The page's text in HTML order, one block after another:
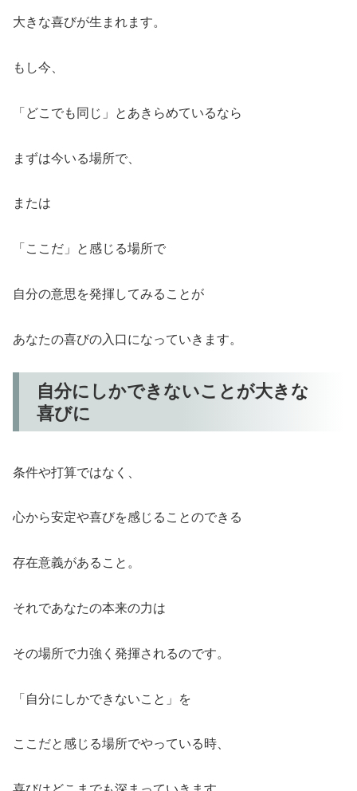
大きな喜びが生まれます。
もし今、
「どこでも同じ」とあきらめているなら
まずは今いる場所で、
または
「ここだ」と感じる場所で
自分の意思を発揮してみることが
あなたの喜びの入口になっていきます。
自分にしかできないことが大きな
喜びに
条件や打算ではなく、
心から安定や喜びを感じることのできる
存在意義があること。
それであなたの本来の力は
その場所で力強く発揮されるのです。
「自分にしかできないこと」を
ここだと感じる場所でやっている時、